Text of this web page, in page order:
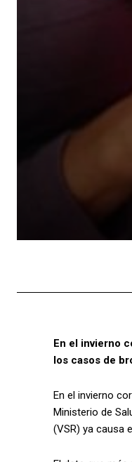
En el invierno
los casos de
En el invierno
Ministerio de
(VSR) ya causa